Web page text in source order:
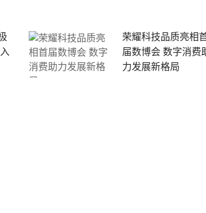
荣耀科技品质亮相
届数博会 数字消费
力发展新格局